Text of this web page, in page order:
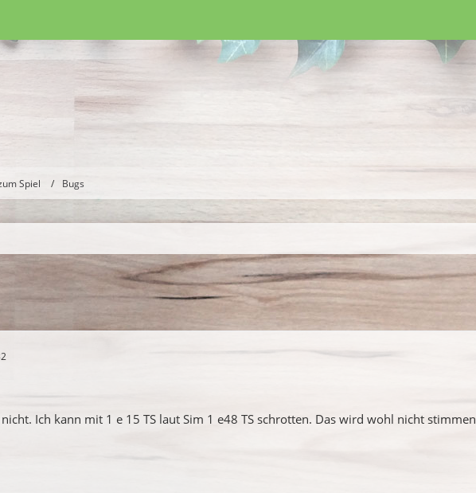
Spiel Bugs
Ich kann mit 1 e 15 TS laut Sim 1 e48 TS schrotten. Das wird wohl nicht stimmen